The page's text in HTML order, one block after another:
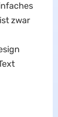
zwar